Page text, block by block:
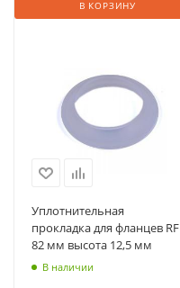
В КОРЗИНУ
Уплотнительная
прокладка для фланцев RF
82 мм высота 12,5 мм
В наличии